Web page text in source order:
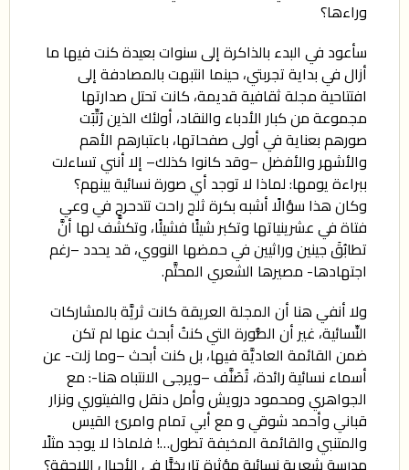
وراءها؟
سأعود في البدء بالذاكرة إلى سنوات بعيدة كنت فيها ما
أزال في بداية تجربتي، حينما انتبهت بالمصادفة إلى
افتتاحية مجلة ثقافية قديمة، كانت تحتل صدارتها
مجموعة من كبار الأدباء والنقاد، أولئك الذين رُتِّبَت
صورهم بعناية في أولى صفحاتها، باعتبارهم الأهم
والأشهر والأفضل –وقد كانوا كذلك– إلا أنني تساءلت
ببراءة يومها: لماذا لا توجد أي صورة نسائية بينهم؟
وكان هذا سؤالًا أشبه بكرة ثلج راحت تتدحرج في وعي
فتاة في عشرينياتها وتكبر شيئًا فشيئًا، وتكشَّف لها أنَّ
تطابُقَ جينين وراثيين في حمضها النووي، قد يحدد –رغم
اجتهادها- مصيرها الشعري المحتَّم.
ولا أنفي هنا أن المجلة العريقة كانت ثريَّة بالمشاركات
النِّسائية، غير أن الصُّورة التي كنتُ أبحث عنها لم تكن
ضمن القائمة العاديَّة فيها، بل كنت أبحث –وما زلت- عن
أسماء نسائية رائدة، تُصَنَّف –ويرجى الانتباه هنا-: مع
الجواهري ومحمود درويش وأمل دنقل والفيتوري ونزار
قباني وأحمد شوقي و مع أبي تمام وامرئ القيس
والمتنبي والقائمة المخيفة تطول…! فلماذا لا يوجد مثلًا
مدرسة شعرية نسائية مؤثرة تاريخيًّا في الأجيال اللاحقة؟